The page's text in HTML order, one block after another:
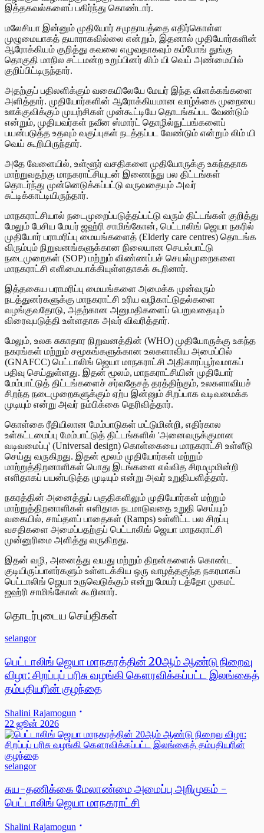
இத்தகவல்களைப் பகிர்ந்து கொண்டார்.
மலேசியா இன்னும் முதியோர் சமுதாயத்தை எதிர்கொள்ள
முழுமையாகத் தயாராகவில்லை என்றும், இதனால் முதியோர்களின்
ஆரோக்கியம் குறித்து கவலை எழுவதாகவும் கம்போங் துங்கு
தொகுதி மாநில சட்டமன்ற உறுப்பினர் லிம் யி வெய் அண்மையில்
குறிப்பிட்டிருந்தார்.
அதற்குப் பதிலளிக்கும் வகையிலேயே மேயர் இந்த விளக்கங்களை
அளித்தார். முதியோர்களின் ஆரோக்கியமான வாழ்க்கை முறையை
ஊக்குவிக்கும் முயற்சிகள் முன்கூட்டியே தொடங்கப்பட வேண்டும்
என்றும், முதியவர்கள் நவீன ஸ்மார்ட் தொழில்நுட்பங்களைப்
பயன்படுத்த உதவும் வகுப்புகள் நடத்தப்பட வேண்டும் என்றும் லிம் யி
வெய் கூறியிருந்தார்.
அதே வேளையில், உள்ளூர் வசதிகளை முதியோருக்கு உகந்ததாக
மாற்றுவதற்கு மாநகராட்சியுடன் இணைந்து பல திட்டங்கள்
தொடர்ந்து முன்னெடுக்கப்பட்டு வருவதையும் அவர்
சுட்டிக்காட்டியிருந்தார்.
மாநகராட்சியால் நடைமுறைப்படுத்தப்பட்டு வரும் திட்டங்கள் குறித்து
மேலும் பேசிய மேயர் ஜஹ்ரி சாமிங்கோன், பெட்டாலிங் ஜெயா நகரில்
முதியோர் பராமரிப்பு மையங்களைத் (Elderly care centres) தொடங்க
விரும்பும் நிறுவனங்களுக்கான நிலையான செயல்பாட்டு
நடைமுறைகள் (SOP) மற்றும் விண்ணப்பச் செயல்முறைகளை
மாநகராட்சி எளிமையாக்கியுள்ளதாகக் கூறினார்.
இத்தகைய பராமரிப்பு மையங்களை அமைக்க முன்வரும்
நடத்துனர்களுக்கு மாநகராட்சி உரிய வழிகாட்டுதல்களை
வழங்குவதோடு, அதற்கான அனுமதிகளைப் பெறுவதையும்
விரைவுபடுத்தி உள்ளதாக அவர் விவரித்தார்.
மேலும், உலக சுகாதார நிறுவனத்தின் (WHO) முதியோருக்கு உகந்த
நகரங்கள் மற்றும் சமூகங்களுக்கான உலகளாவிய அமைப்பில்
(GNAFCC) பெட்டாலிங் ஜெயா மாநகராட்சி அதிகாரப்பூர்வமாகப்
பதிவு செய்துள்ளது. இதன் மூலம், மாநகராட்சியின் முதியோர்
மேம்பாட்டுத் திட்டங்களைச் சர்வதேசத் தரத்திற்கும், உலகளாவியச்
சிறந்த நடைமுறைகளுக்கும் ஏற்ப இன்னும் சிறப்பாக வடிவமைக்க
முடியும் என்று அவர் நம்பிக்கை தெரிவித்தார்.
கொள்கை ரீதியிலான மேம்பாடுகள் மட்டுமின்றி, எதிர்கால
உள்கட்டமைப்பு மேம்பாட்டுத் திட்டங்களில் 'அனைவருக்குமான
வடிவமைப்பு' (Universal design) கொள்கையை மாநகராட்சி உள்ளீடு
செய்து வருகிறது. இதன் மூலம் முதியோர்கள் மற்றும்
மாற்றுத்திறனாளிகள் பொது இடங்களை எவ்வித சிரமமுமின்றி
எளிதாகப் பயன்படுத்த முடியும் என்று அவர் உறுதியளித்தார்.
நகரத்தின் அனைத்துப் பகுதிகளிலும் முதியோர்கள் மற்றும்
மாற்றுத்திறனாளிகள் எளிதாக நடமாடுவதை உறுதி செய்யும்
வகையில், சாய்தளப் பாதைகள் (Ramps) உள்ளிட்ட பல சிறப்பு
வசதிகளை அமைப்பதற்குப் பெட்டாலிங் ஜெயா மாநகராட்சி
முன்னுரிமை அளித்து வருகிறது.
இதன் வழி, அனைத்து வயது மற்றும் திறன்களைக் கொண்ட
குடியிருப்பாளர்களும் உள்ளடக்கிய ஒரு வாழத்தகுந்த நகரமாகப்
பெட்டாலிங் ஜெயா உருவெடுக்கும் என்று மேயர் டத்தோ முகமட்
ஜஹ்ரி சாமிங்கோன் கூறினார்.
தொடர்புடைய செய்திகள்
selangor
பெட்டாலிங் ஜெயா மாநகரத்தின் 20ஆம் ஆண்டு நிறைவு
விழா: சிறப்புப் பரிசு வழங்கி கௌரவிக்கப்பட்ட இலங்கைத்
தம்பதியரின் குழந்தை
Shalini Rajamogun
22 ஜூன் 2026
selangor
சுய-தணிக்கை மேலாண்மை அமைப்பு அறிமுகம் -
பெட்டாலிங் ஜெயா மாநகராட்சி
Shalini Rajamogun